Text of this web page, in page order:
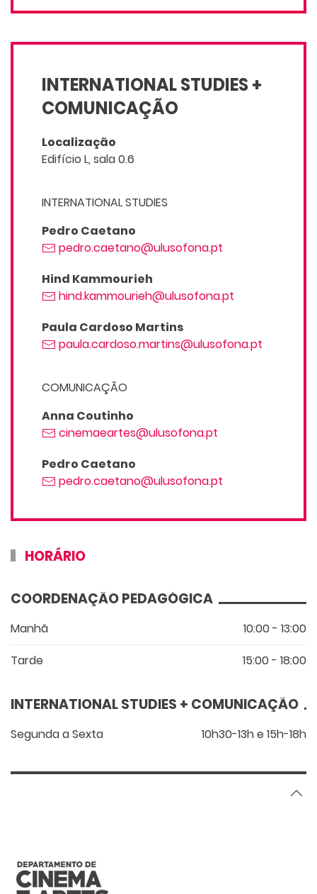
INTERNATIONAL STUDIES +
COMUNICAÇÃO
Localização
Edifício L, sala 0.6
INTERNATIONAL STUDIES
Pedro Caetano
pedro.caetano@ulusofona.pt
Hind Kammourieh
hind.kammourieh@ulusofona.pt
Paula Cardoso Martins
paula.cardoso.martins@ulusofona.pt
COMUNICAÇÃO
Anna Coutinho
cinemaeartes@ulusofona.pt
Pedro Caetano
pedro.caetano@ulusofona.pt
HORÁRIO
COORDENAÇÃO PEDAGÓGICA
Manhã
10:00 - 13:00
Tarde
15:00 - 18:00
INTERNATIONAL STUDIES + COMUNICAÇÃO
Segunda a Sexta 10h30-13h e 15h-18h